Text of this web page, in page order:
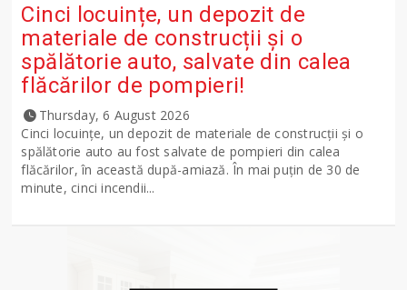
Cinci locuințe, un depozit de
materiale de construcții și o
spălătorie auto, salvate din calea
flăcărilor de pompieri!
Thursday, 6 August 2026
Cinci locuințe, un depozit de materiale de construcții și o
spălătorie auto au fost salvate de pompieri din calea
flăcărilor, în această după-amiază. În mai puțin de 30 de
minute, cinci incendii...